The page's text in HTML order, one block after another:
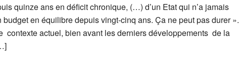
quinze ans en déficit chronique, (…) d’un Etat qui n’a jamais
budget en équilibre depuis vingt-cinq ans. Ça ne peut pas durer ».
contexte actuel, bien avant les derniers développements de la